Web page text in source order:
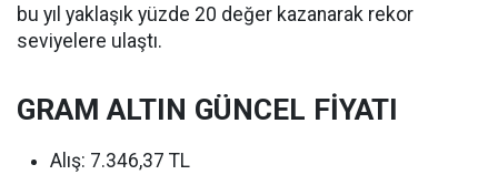
bu yıl yaklaşık yüzde 20 değer kazanarak rekor
seviyelere ulaştı.
GRAM ALTIN GÜNCEL FİYATI
Alış: 7.346,37 TL